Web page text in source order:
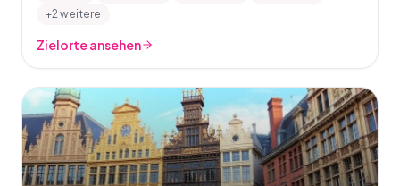
+2 weitere
Zielorte ansehen